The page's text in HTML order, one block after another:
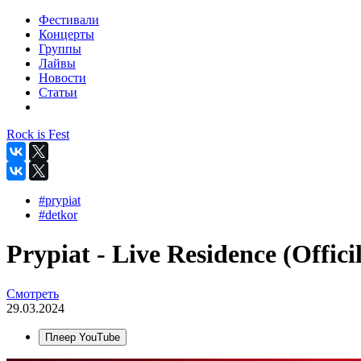
Фестивали
Концерты
Группы
Лайвы
Новости
Статьи
Rock is Fest
#prypiat
#detkor
Prypiat - Live Residence
Смотреть
29.03.2024
Плеер YouTube